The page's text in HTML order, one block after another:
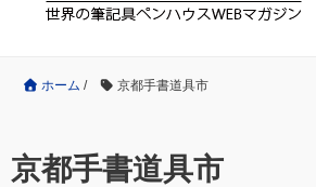
ホーム / 京都手書道具市
京都手書道具市